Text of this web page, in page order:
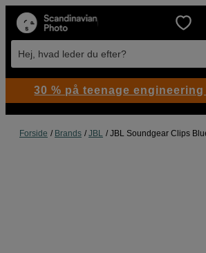
Hej, hvad leder du efter?
Forside Brands JBL JBL Soundgear Clips
30 % på teenage engineering